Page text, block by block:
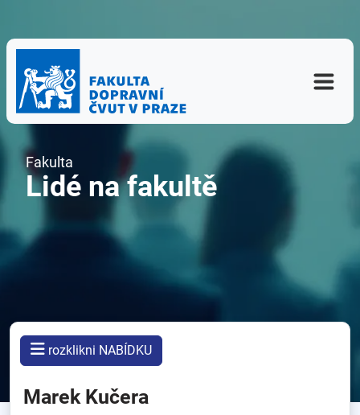
Fakulta
Lidé na fakultě
rozklikni NABÍDKU
Marek Kučera